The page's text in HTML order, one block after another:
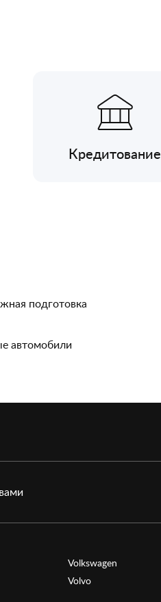
Кредитование
подготовка
автомобили
Volkswagen
Volvo